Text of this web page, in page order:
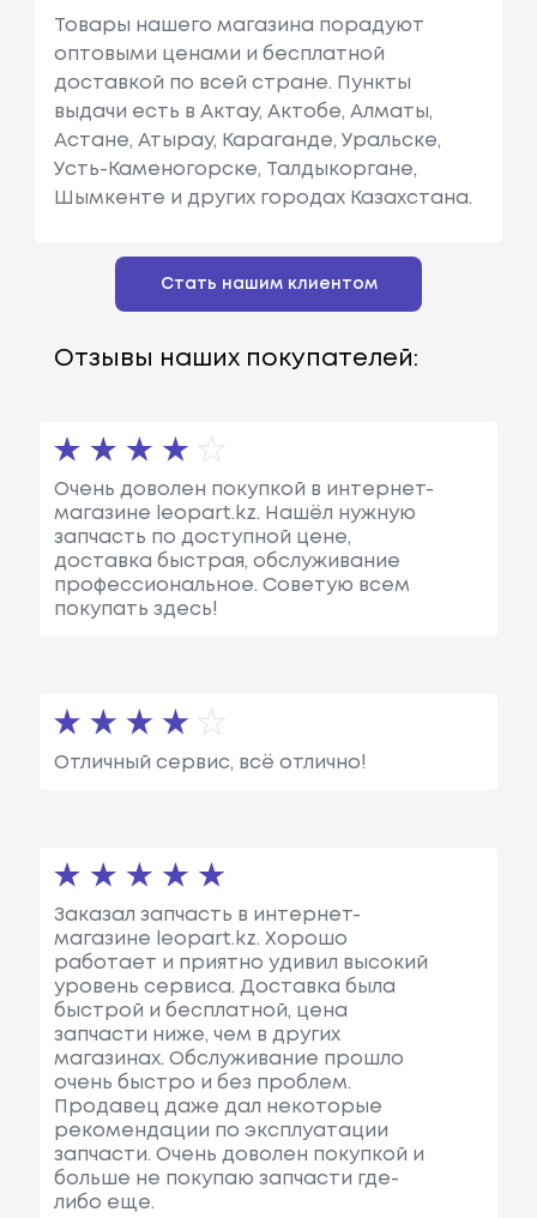
Товары нашего магазина порадуют
оптовыми ценами и бесплатной
доставкой по всей стране. Пункты
выдачи есть в Актау, Актобе, Алматы,
Астане, Атырау, Караганде, Уральске,
Усть-Каменогорске, Талдыкоргане,
Шымкенте и других городах Казахстана.
Стать нашим клиентом
Отзывы наших покупателей:
Очень доволен покупкой в интернет-
магазине leopart.kz. Нашёл нужную
запчасть по доступной цене,
доставка быстрая, обслуживание
профессиональное. Советую всем
покупать здесь!
Отличный сервис, всё отлично!
Заказал запчасть в интернет-
магазине leopart.kz. Хорошо
работает и приятно удивил высокий
уровень сервиса. Доставка была
быстрой и бесплатной, цена
запчасти ниже, чем в других
магазинах. Обслуживание прошло
очень быстро и без проблем.
Продавец даже дал некоторые
рекомендации по эксплуатации
запчасти. Очень доволен покупкой и
больше не покупаю запчасти где-
либо еще.